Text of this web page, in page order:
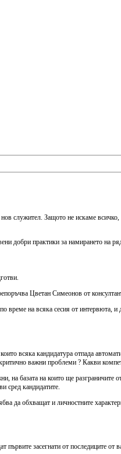
служител. Защото не искаме
добри практики за намирането на
Цветан Симеонов от
на всяка сесия от интервюта, и
всяка кандидатура отпада
важни проблеми ? Какви
на базата на които ще
сред кандидатите.
да обхващат и личностните
засегнати от последиците